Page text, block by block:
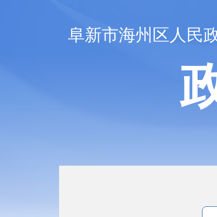
阜新市海州区人民